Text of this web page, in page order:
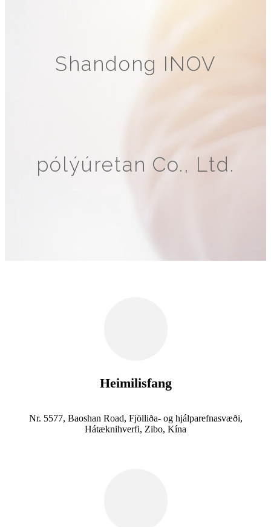
Shandong INOV
pólýúretan Co., Ltd.
Heimilisfang
Nr. 5577, Baoshan Road, Fjölliða- og hjálparefnasvæði,
Hátæknihverfi, Zibo, Kína